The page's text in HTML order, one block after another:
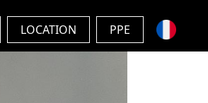
LOCATION PPE